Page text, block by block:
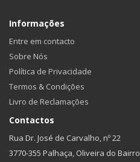
Informações
Entre em contacto
Sobre Nós
Política de Privacidade
Termos & Condições
Livro de Reclamações
Contactos
Rua Dr. José de Carvalho, nº 22
3770-355 Palhaça, Oliveira do Bairro